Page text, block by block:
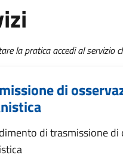
la pratica accedi al servizio
di
di trasmissione